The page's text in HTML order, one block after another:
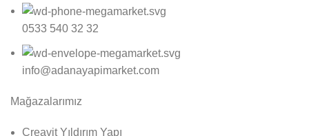
0533 540 32 32
info@adanayapimarket.com
Mağazalarımız
Creavit Yıldırım Yapı